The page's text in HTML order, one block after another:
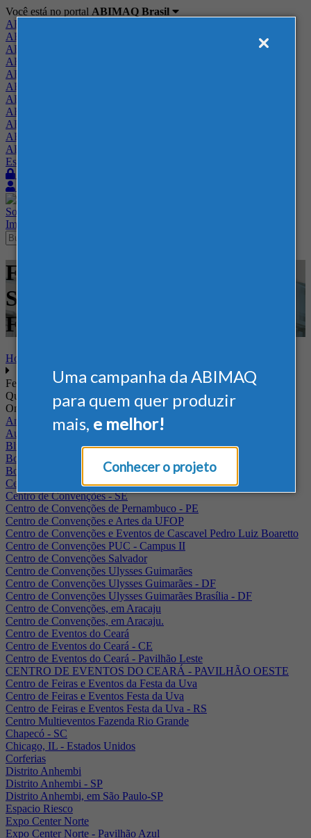
Uma campanha da ABIMAQ
para quem quer produzir
mais, e melhor!
Conhecer o projeto
Você está no portal ABIMAQ Brasil
ABIMAQ Brasil
ABIMAQ Minas Gerais
ABIMAQ Norte-Nordeste
ABIMAQ Paraná
ABIMAQ Piracicaba
ABIMAQ Ribeirão Preto
ABIMAQ Rio de Janeiro
ABIMAQ Rio Grande do Sul
ABIMAQ Santa Catarina
ABIMAQ São Paulo
ABIMAQ Vale do Paraíba
Escritório de Relações Governamentais
Sobre
Imprensa
Feiras - Expo Center Norte -
SP - Feira Nacional -
Farmacêutico
Home
Feiras
Quando
Onde
Arena Jaguariuna
Auditório Albano Franco - FIEPA
Blumenau - SC
BolognaFiere
Boulevard Olimpico - RJ
Centro Internacional de Convenções do Brasil, em Brasília
Centro de Convenções - SE
Centro de Convenções de Pernambuco - PE
Centro de Convenções e Artes da UFOP
Centro de Convenções e Eventos de Cascavel Pedro Luiz Boaretto
Centro de Convenções PUC - Campus II
Centro de Convenções Salvador
Centro de Convenções Ulysses Guimarães
Centro de Convenções Ulysses Guimarães - DF
Centro de Convenções Ulysses Guimarães Brasília - DF
Centro de Convenções, em Aracaju
Centro de Convenções, em Aracaju.
Centro de Eventos do Ceará
Centro de Eventos do Ceará - CE
Centro de Eventos do Ceará - Pavilhão Leste
CENTRO DE EVENTOS DO CEARÁ - PAVILHÃO OESTE
Centro de Feiras e Eventos da Festa da Uva
Centro de Feiras e Eventos Festa da Uva
Centro de Feiras e Eventos Festa da Uva - RS
Centro Multieventos Fazenda Rio Grande
Chapecó - SC
Chicago, IL - Estados Unidos
Corferias
Distrito Anhembi
Distrito Anhembi - SP
Distrito Anhembi, em São Paulo-SP
Espacio Riesco
Expo Center Norte
Expo Center Norte - Pavilhão Azul